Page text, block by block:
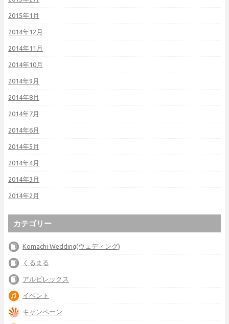
2015年1月
2014年12月
2014年11月
2014年10月
2014年9月
2014年8月
2014年7月
2014年6月
2014年5月
2014年4月
2014年3月
2014年2月
カテゴリー
Komachi Wedding(ウェディング)
くるまる
アルビレックス
イベント
キャンペーン